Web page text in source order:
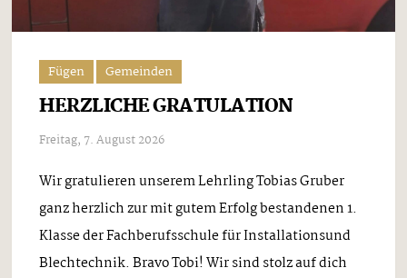
Fügen Gemeinden
HERZLICHE GRATULATION
Freitag, 7. August 2026
Wir gratulieren unserem Lehrling Tobias Gruber
ganz herzlich zur mit gutem Erfolg bestandenen 1.
Klasse der Fachberufsschule für Installationsund
Blechtechnik. Bravo Tobi! Wir sind stolz auf dich